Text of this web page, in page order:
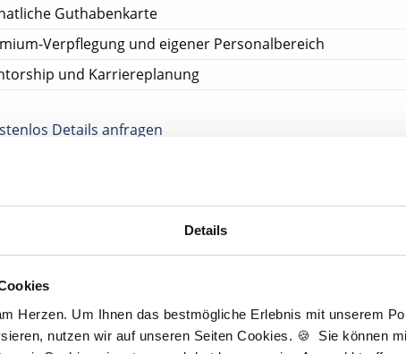
Details
Herzen. Um Ihnen das bestmögliche Erlebnis mit unserem
nutzen wir auf unseren Seiten Cookies. 🍪 Sie können
Guthabenkarte
Verpflegung und eigener Personalbereich
und Karriereplanung
Details anfragen
FÜR EINE BEWERBUNG BEI UNSEREN KUNDEN
APPROBATION
Zahnarzt Service